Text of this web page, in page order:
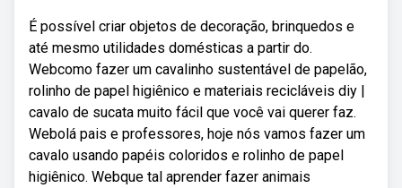
É possível criar objetos de decoração, brinquedos e
até mesmo utilidades domésticas a partir do.
Webcomo fazer um cavalinho sustentável de papelão,
rolinho de papel higiênico e materiais recicláveis diy |
cavalo de sucata muito fácil que você vai querer faz.
Webolá pais e professores, hoje nós vamos fazer um
cavalo usando papéis coloridos e rolinho de papel
higiênico. Webque tal aprender fazer animais